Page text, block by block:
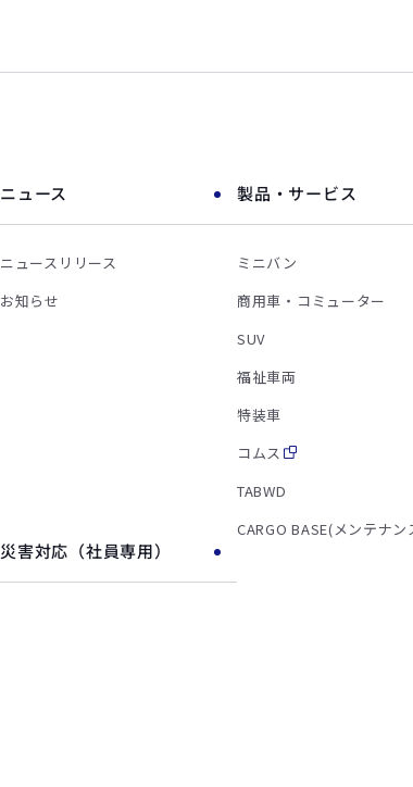
ニュース
ニュースリリース
お知らせ
製品・サービス
ミニバン
商用車・コミューター
SUV
福祉車両
特装車
コムス
TABWD
CARGO BASE(メンテナン
災害対応（社員専用）